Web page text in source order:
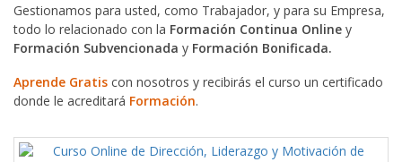
Gestionamos para usted, como Trabajador, y para su Empresa,
todo lo relacionado con la Formación Continua Online y
Formación Subvencionada y Formación Bonificada.
Aprende Gratis con nosotros y recibirás el curso un certificado
donde le acreditará Formación.